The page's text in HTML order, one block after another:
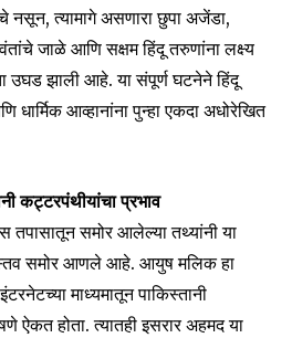
नसून, त्यामागे असणारा छुपा अजेंडा,
जाळे आणि सक्षम हिंदू तरुणांना लक्ष्य
उघड झाली आहे. या संपूर्ण घटनेने हिंदू
आव्हानांना पुन्हा एकदा अधोरेखित
कट्टरपंथीयांचा प्रभाव
तपासातून समोर आलेल्या तथ्यांनी या
समोर आणले आहे. आयुष मलिक हा
माध्यमातून पाकिस्तानी
ऐकत होता. त्यातही इसरार अहमद या